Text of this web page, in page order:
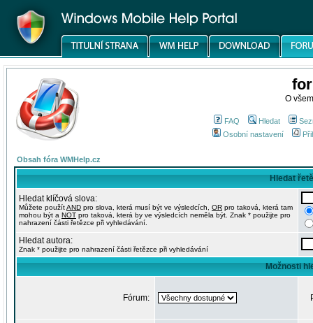
O
FAQ Hledat
Osobní nastavení
Obsah fóra WMHelp.cz
Hledat
Hledat klíčová slova:
Můžete použítAND pro slova, která musí být ve výsledcích, OR pro taková, která tam
mohou být a NOT pro taková, která by ve výsledcích neměla být. Znak * použijte pro
nahrazení části řetězce při vyhledávání.
Hledat autora:
Znak * použijte pro nahrazení části řetězce při vyhledávání
Možnosti
Fórum: